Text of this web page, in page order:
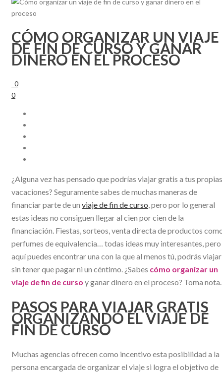
CÓMO ORGANIZAR UN VIAJE
DE FIN DE CURSO Y GANAR
DINERO EN EL PROCESO
0
0
¿Alguna vez has pensado que podrías viajar gratis a tus propias
vacaciones? Seguramente sabes de muchas maneras de
financiar parte de un viaje de fin de curso, pero por lo general
estas ideas no consiguen llegar al cien por cien de la
financiación. Fiestas, sorteos, venta directa de productos
perfumes de equivalencia… todas ideas muy interesantes, pero
aquí puedes encontrar una con la que al menos tú, podrás viajar
sin tener que pagar ni un céntimo. ¿Sabes cómo organizar un
viaje de fin de curso y ganar dinero en el proceso? Toma nota.
PASOS PARA VIAJAR GRATIS
ORGANIZANDO EL VIAJE DE
FIN DE CURSO
Muchas agencias ofrecen como incentivo esta posibilidad a la
persona encargada de organizar el viaje si logra el objetivo de